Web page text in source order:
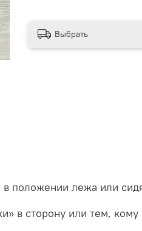
Выбрать
в положении лежа или
в сторону или тем,